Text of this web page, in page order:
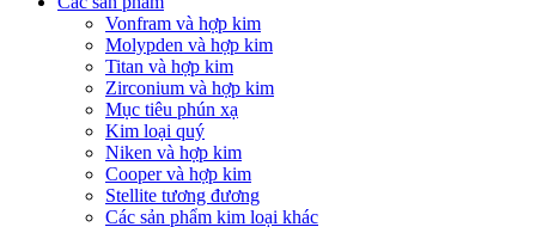
Vonfram và hợp kim
Molypden và hợp kim
Titan và hợp kim
Zirconium và hợp kim
Mục tiêu phún xạ
Kim loại quý
Niken và hợp kim
Cooper và hợp kim
Stellite tương đương
Các sản phẩm kim loại khác